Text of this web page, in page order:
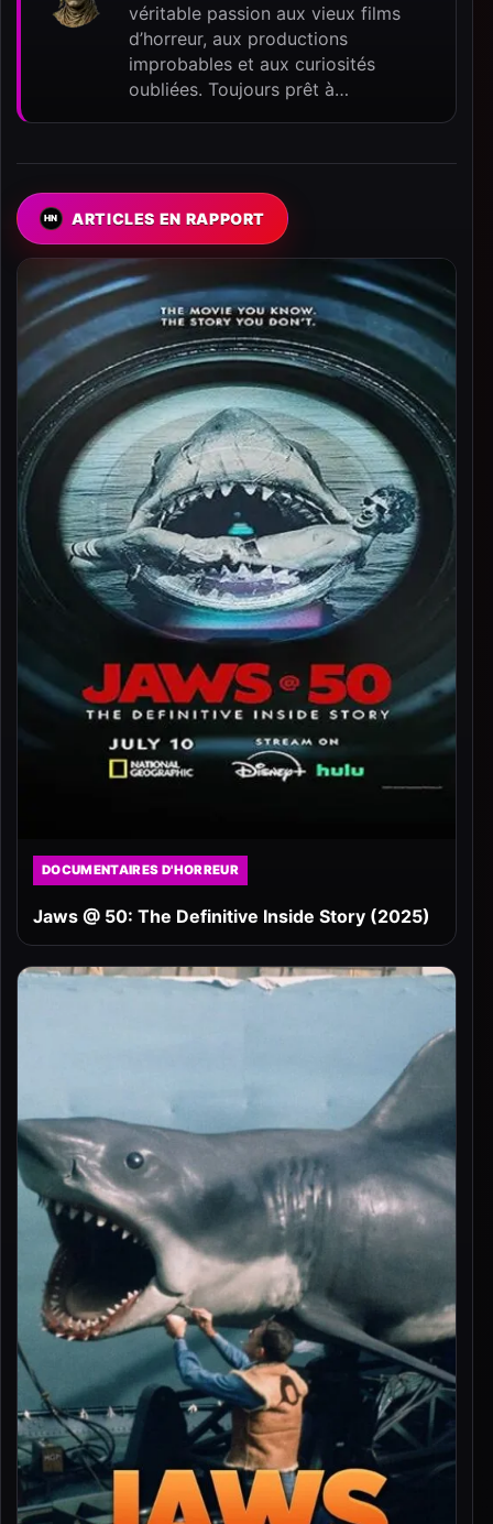
véritable passion aux vieux films
d’horreur, aux productions
improbables et aux curiosités
oubliées. Toujours prêt à…
ARTICLES EN RAPPORT
DOCUMENTAIRES D'HORREUR
Jaws @ 50: The Definitive Inside Story (2025)